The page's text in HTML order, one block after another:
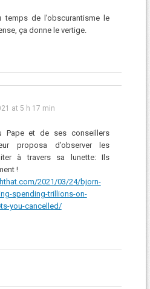
temps de l’obscurantisme le
ça donne le vertige.
at 5 h 17 min
Pape et de ses conseillers
proposa d’observer les
à travers sa lunette: Ils
!
2021/03/24/bjorn-
spending-trillions-on-
you-cancelled/